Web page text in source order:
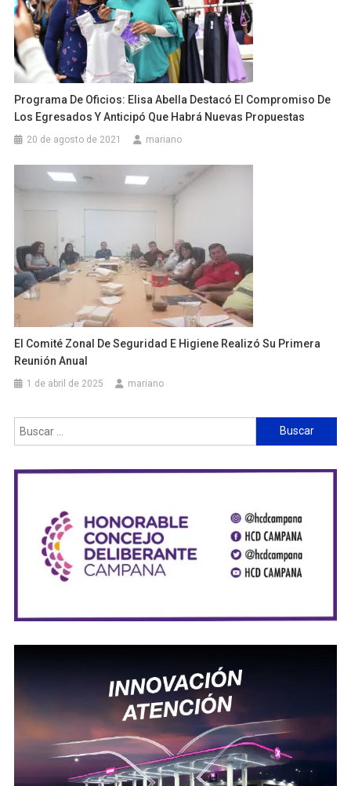
Programa De Oficios: Elisa Abella Destacó El Compromiso De
Los Egresados Y Anticipó Que Habrá Nuevas Propuestas
20 de agosto de 2021 mariano
El Comité Zonal De Seguridad E Higiene Realizó Su Primera
Reunión Anual
1 de abril de 2025 mariano
Buscar: